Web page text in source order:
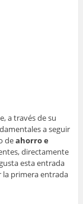
a través de su
a seguir
deahorro e
directamente
esta entrada
la primera entrada